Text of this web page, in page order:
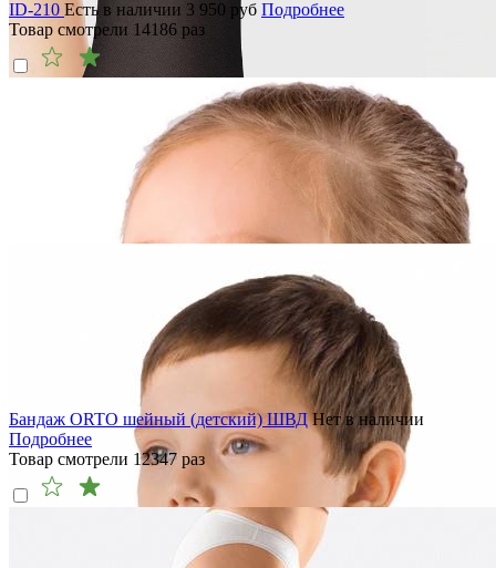
ID-210 Есть в наличии 3 950 руб Подробнее
Товар смотрели 14186 раз
Бандаж ORTO шейный (детский) ШВД Нет в наличии
Подробнее
Товар смотрели 12347 раз